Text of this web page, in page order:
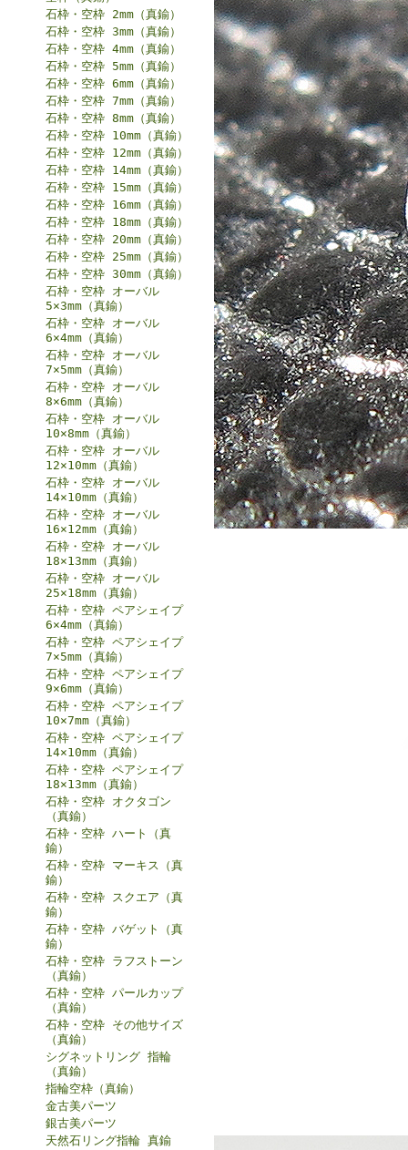
石枠・空枠 2mm（真鍮）
石枠・空枠 3mm（真鍮）
石枠・空枠 4mm（真鍮）
石枠・空枠 5mm（真鍮）
石枠・空枠 6mm（真鍮）
石枠・空枠 7mm（真鍮）
石枠・空枠 8mm（真鍮）
石枠・空枠 10mm（真鍮）
石枠・空枠 12mm（真鍮）
石枠・空枠 14mm（真鍮）
石枠・空枠 15mm（真鍮）
石枠・空枠 16mm（真鍮）
石枠・空枠 18mm（真鍮）
石枠・空枠 20mm（真鍮）
石枠・空枠 25mm（真鍮）
石枠・空枠 30mm（真鍮）
石枠・空枠 オーバル
5×3mm（真鍮）
石枠・空枠 オーバル
6×4mm（真鍮）
石枠・空枠 オーバル
7×5mm（真鍮）
石枠・空枠 オーバル
8×6mm（真鍮）
石枠・空枠 オーバル
10×8mm（真鍮）
石枠・空枠 オーバル
12×10mm（真鍮）
石枠・空枠 オーバル
14×10mm（真鍮）
石枠・空枠 オーバル
16×12mm（真鍮）
石枠・空枠 オーバル
18×13mm（真鍮）
石枠・空枠 オーバル
25×18mm（真鍮）
石枠・空枠 ペアシェイプ
6×4mm（真鍮）
石枠・空枠 ペアシェイプ
7×5mm（真鍮）
石枠・空枠 ペアシェイプ
9×6mm（真鍮）
石枠・空枠 ペアシェイプ
10×7mm（真鍮）
石枠・空枠 ペアシェイプ
14×10mm（真鍮）
石枠・空枠 ペアシェイプ
18×13mm（真鍮）
石枠・空枠 オクタゴン
（真鍮）
石枠・空枠 ハート（真
鍮）
石枠・空枠 マーキス（真
鍮）
石枠・空枠 スクエア（真
鍮）
石枠・空枠 バゲット（真
鍮）
石枠・空枠 ラフストーン
（真鍮）
石枠・空枠 パールカップ
（真鍮）
石枠・空枠 その他サイズ
（真鍮）
シグネットリング 指輪
（真鍮）
指輪空枠（真鍮）
金古美パーツ
銀古美パーツ
天然石リング指輪 真鍮